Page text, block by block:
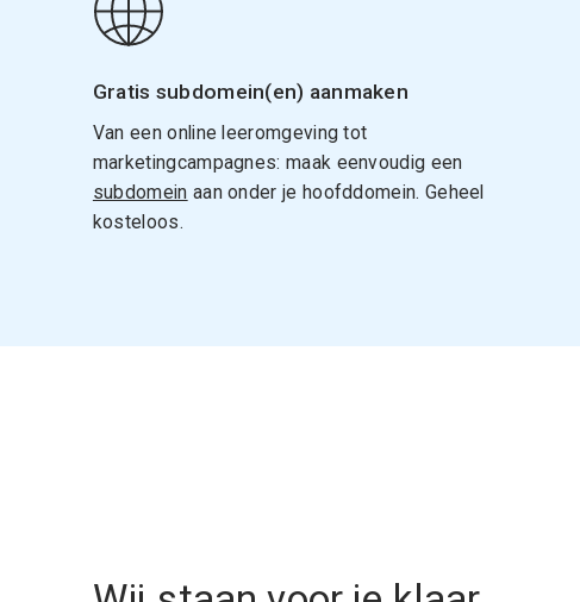
Gratis subdomein(en) aanmaken
Van een online leeromgeving tot
marketingcampagnes: maak eenvoudig een
subdomein aan onder je hoofddomein. Geheel
kosteloos.